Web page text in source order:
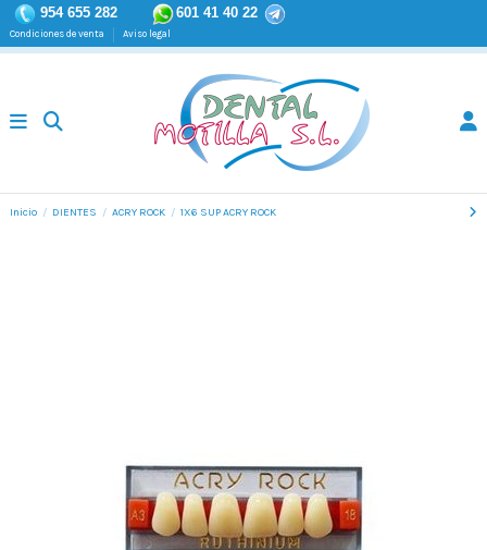
954 655 282 601 41 40 22
Condiciones de venta Aviso legal
Inicio DIENTES ACRY ROCK 1X6 SUP ACRY ROCK